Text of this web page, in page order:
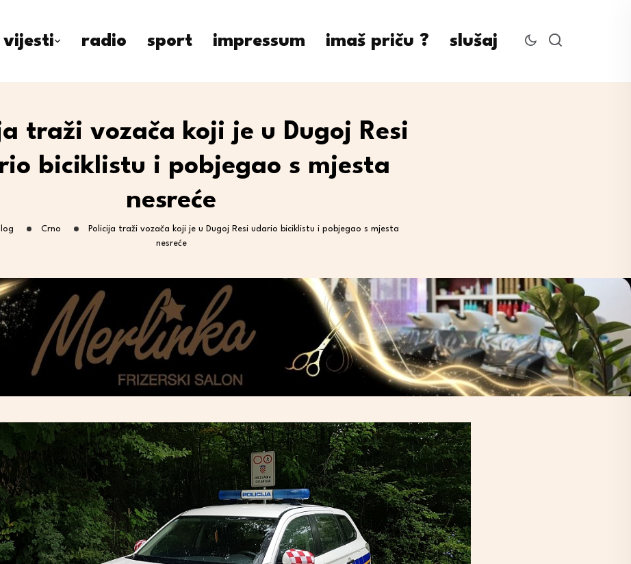
vijesti radio sport impressum imaš priču ? slušaj
traži vozača koji je u Dugoj Resi
biciklistu i pobjegao s mjesta
nesreće
Crno
Policija traži vozača koji je u Dugoj Resi udario biciklistu i pobjegao s mjesta
nesreće